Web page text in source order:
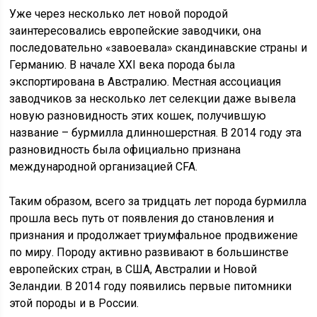
Уже через несколько лет новой породой
заинтересовались европейские заводчики, она
последовательно «завоевала» скандинавские страны и
Германию. В начале XXI века порода была
экспортирована в Австралию. Местная ассоциация
заводчиков за несколько лет селекции даже вывела
новую разновидность этих кошек, получившую
название – бурмилла длинношерстная. В 2014 году эта
разновидность была официально признана
международной организацией CFA.
Таким образом, всего за тридцать лет порода бурмилла
прошла весь путь от появления до становления и
признания и продолжает триумфальное продвижение
по миру. Породу активно развивают в большинстве
европейских стран, в США, Австралии и Новой
Зеландии. В 2014 году появились первые питомники
этой породы и в России.